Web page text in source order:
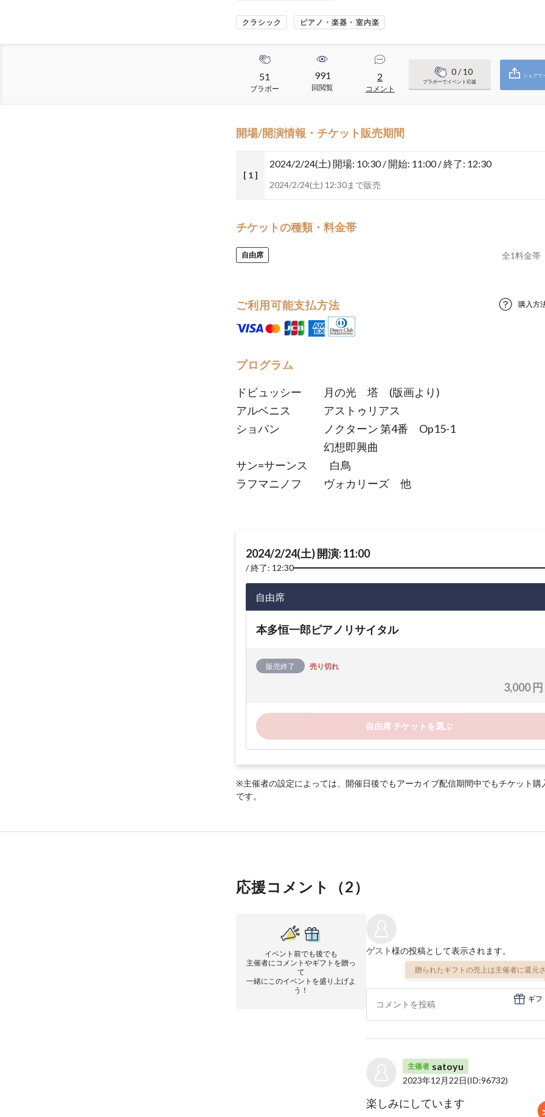
クラシック ピアノ・楽器・室内楽
51
ブラボー
991
回閲覧
2
コメント
0/ 10
ブラボーでイベント応援
シェアで
開場/開演情報・チケット販売期間
[ 1 ]
2024/2/24(土) 開場: 10:30 / 開始: 11:00 / 終了: 12:30
2024/2/24(土) 12:30まで販売
チケットの種類・料金帯
自由席 全1料金帯
ご利用可能支払方法 購入方
プログラム
ドビュッシー 月の光 塔 (版画より)
アルベニス アストゥリアス
ショパン ノクターン 第4番 Op15-1
幻想即興曲
サン=サーンス 白鳥
ラフマニノフ ヴォカリーズ 他
2024/2/24(土) 開演: 11:00
終了: 12:30
自由席
本多恒一郎ピアノリサイタル
販売終了 売り切れ
3,000 円
自由席 チケットを選ぶ
※主催者の設定によっては、開催日後でもアーカイブ配信期間中でもチケット購
です。
応援コメント（2）
イベント前でも後でも
主催者にコメントやギフトを贈っ
て
一緒にこのイベントを盛り上げよ
う！
ゲスト様の投稿として表示されます。
贈られたギフトの売上は主催者に還元
ギフ
主催者 satoyu
2023年12月22日(ID:96732)
楽しみにしています